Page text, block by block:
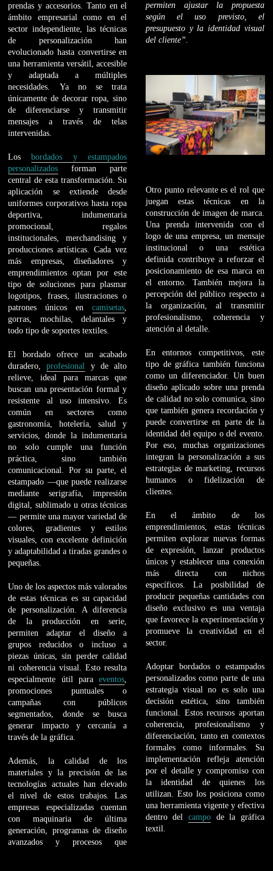
prendas y accesorios. Tanto en el
ámbito empresarial como en el
sector independiente, las técnicas
de personalización han
evolucionado hasta convertirse en
una herramienta versátil, accesible
y adaptada a múltiples
necesidades. Ya no se trata
únicamente de decorar ropa, sino
de diferenciarse y transmitir
mensajes a través de telas
intervenidas.
Losbordados y estampados
personalizados forman parte
central de esta transformación. Su
aplicación se extiende desde
uniformes corporativos hasta ropa
deportiva, indumentaria
promocional, regalos
institucionales, merchandising y
producciones artísticas. Cada vez
más empresas, diseñadores y
emprendimientos optan por este
tipo de soluciones para plasmar
logotipos, frases, ilustraciones o
patrones únicos encamisetas,
gorras, mochilas, delantales y
todo tipo de soportes textiles.
El bordado ofrece un acabado
duradero,profesional y de alto
relieve, ideal para marcas que
buscan una presentación formal y
resistente al uso intensivo. Es
común en sectores como
gastronomía, hotelería, salud y
servicios, donde la indumentaria
no solo cumple una función
práctica, sino también
comunicacional. Por su parte, el
estampado —que puede realizarse
mediante serigrafía, impresión
digital, sublimado u otras técnicas
— permite una mayor variedad de
colores, gradientes y estilos
visuales, con excelente definición
y adaptabilidad a tiradas grandes o
pequeñas.
Uno de los aspectos más valorados
de estas técnicas es su capacidad
de personalización. A diferencia
de la producción en serie,
permiten adaptar el diseño a
grupos reducidos o incluso a
piezas únicas, sin perder calidad
ni coherencia visual. Esto resulta
especialmente útil paraeventos,
promociones puntuales o
campañas con públicos
segmentados, donde se busca
generar impacto y cercanía a
través de la gráfica.
Además, la calidad de los
materiales y la precisión de las
tecnologías actuales han elevado
el nivel de estos trabajos. Las
empresas especializadas cuentan
con maquinaria de última
generación, programas de diseño
avanzados y procesos que
permiten ajustar la propuesta
según el uso previsto, el
presupuesto y la identidad visual
del cliente”.
Otro punto relevante es el rol que
juegan estas técnicas en la
construcción de imagen de marca.
Una prenda intervenida con el
logo de una empresa, un mensaje
institucional o una estética
definida contribuye a reforzar el
posicionamiento de esa marca en
el entorno. También mejora la
percepción del público respecto a
la organización, al transmitir
profesionalismo, coherencia y
atención al detalle.
En entornos competitivos, este
tipo de gráfica también funciona
como un diferenciador. Un buen
diseño aplicado sobre una prenda
de calidad no solo comunica, sino
que también genera recordación y
puede convertirse en parte de la
identidad del equipo o del evento.
Por eso, muchas organizaciones
integran la personalización a sus
estrategias de marketing, recursos
humanos o fidelización de
clientes.
En el ámbito de los
emprendimientos, estas técnicas
permiten explorar nuevas formas
de expresión, lanzar productos
únicos y establecer una conexión
más directa con nichos
específicos. La posibilidad de
producir pequeñas cantidades con
diseño exclusivo es una ventaja
que favorece la experimentación y
promueve la creatividad en el
sector.
Adoptar bordados o estampados
personalizados como parte de una
estrategia visual no es solo una
decisión estética, sino también
funcional. Estos recursos aportan
coherencia, profesionalismo y
diferenciación, tanto en contextos
formales como informales. Su
implementación refleja atención
por el detalle y compromiso con
la identidad de quienes los
utilizan. Esto los posiciona como
una herramienta vigente y efectiva
dentro del campode la gráfica
textil.